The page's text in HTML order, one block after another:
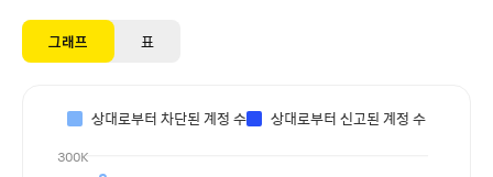
그래프 표
상대로부터 차단된 계정 수 상대로부터 신고된 계정 수
300K